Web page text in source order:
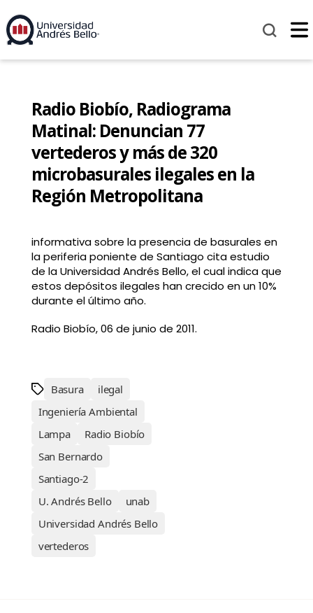
Radio Biobío, Radiograma
Matinal: Denuncian 77
vertederos y más de 320
microbasurales ilegales en la
Región Metropolitana
informativa sobre la presencia de basurales en
la periferia poniente de Santiago cita estudio
de la Universidad Andrés Bello, el cual indica que
estos depósitos ilegales han crecido en un 10%
durante el último año.
Radio Biobío, 06 de junio de 2011.
Basura
ilegal
Ingeniería Ambiental
Lampa
Radio Biobío
San Bernardo
Santiago-2
U. Andrés Bello
unab
Universidad Andrés Bello
vertederos